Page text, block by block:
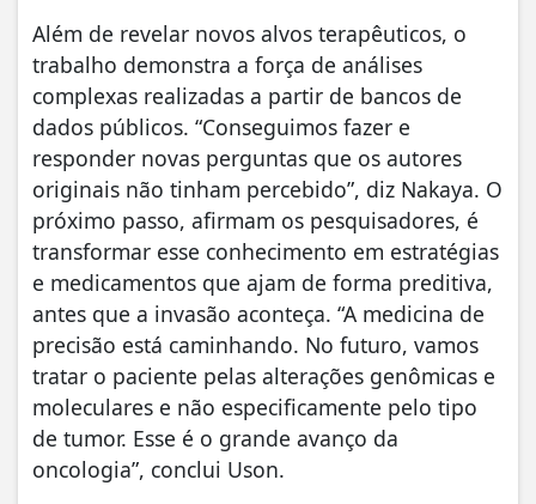
Além de revelar novos alvos terapêuticos, o
trabalho demonstra a força de análises
complexas realizadas a partir de bancos de
dados públicos. “Conseguimos fazer e
responder novas perguntas que os autores
originais não tinham percebido”, diz Nakaya. O
próximo passo, afirmam os pesquisadores, é
transformar esse conhecimento em estratégias
e medicamentos que ajam de forma preditiva,
antes que a invasão aconteça. “A medicina de
precisão está caminhando. No futuro, vamos
tratar o paciente pelas alterações genômicas e
moleculares e não especificamente pelo tipo
de tumor. Esse é o grande avanço da
oncologia”, conclui Uson.